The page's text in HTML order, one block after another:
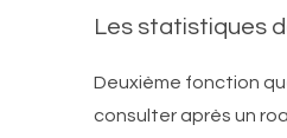
Les statistiques
Deuxième fonction
consulter après un